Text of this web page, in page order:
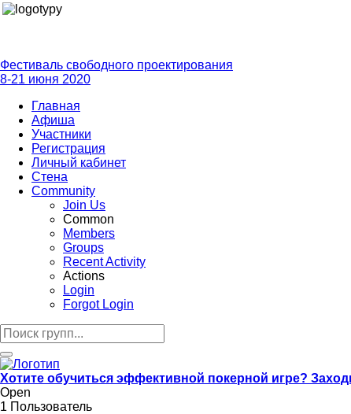
Фестиваль свободного проектирования
8-21 июня 2020
Главная
Афиша
Участники
Регистрация
Личный кабинет
Стена
Community
Join Us
Common
Members
Groups
Recent Activity
Actions
Login
Forgot Login
Хотите обучиться эффективной покерной игре?
Open
1 Пользователь